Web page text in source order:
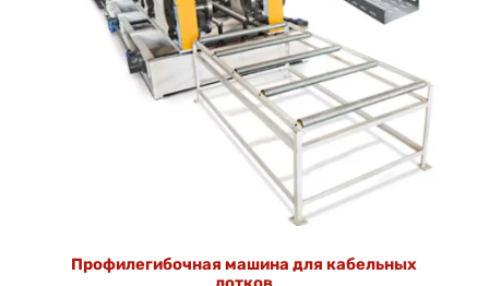
Профилегибочная машина для кабельных